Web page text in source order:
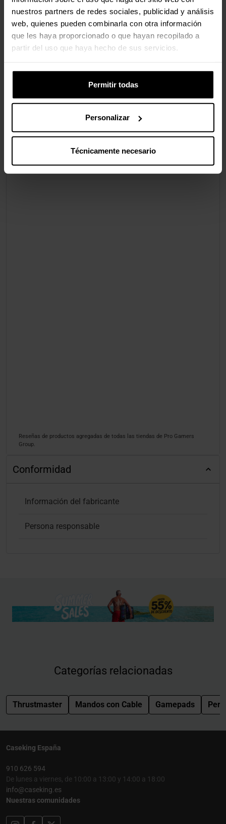
nuestros partners de redes sociales, publicidad y análisis
web, quienes pueden combinarla con otra información
que les haya proporcionado o que hayan recopilado a
partir del uso que haya hecho de sus servicios.
Permitir todas
Personalizar
Técnicamente necesario
usuario
Valoraciones
Reseñas de productos agregadas de todas las tiendas de Pro Gamers
Group.
Conformidad
Información del fabricante
Persona responsable
Categorías relacionadas
Thrustmaster Mandos con Cable Gamepads
Caseking España
910 626 594
De lunes a viernes, de 10:00 a 13:00 y 14:00 a 18:00
info@caseking.es
Nuestras comunidades